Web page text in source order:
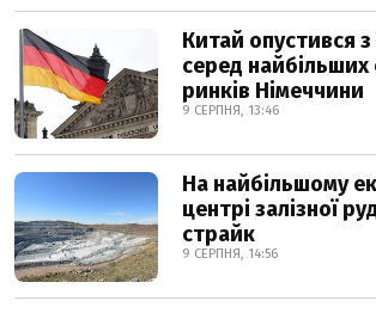
Китай опустився з
серед
ринків Німеччини
9 СЕРПНЯ, 13:46
На найбільшому
центрі залізної
страйк
9 СЕРПНЯ, 14:56